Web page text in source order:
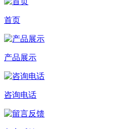
首页
产品展示
咨询电话